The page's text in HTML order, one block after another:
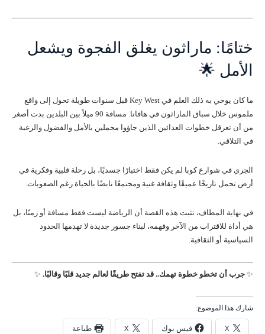
ختامًا: ماراثون يغلق الفجوة ويشعل
الأمل 🌟
ما كان يوحي به ذلك العلم في Key West قبل سنوات طويلة تحول إلى واقع
ملموس خلال سباق الماراثون في هافانا. مسافة 90 ميلاً بين البلدين بدت أصغر
من أن تعرقل خطوات العدائين الذين جاؤوا محملين بالأمل والفضول والرغبة
في التلاقي.
الجري في شوارع كوبا لم يكن فقط اختبارًا جسديًا، بل رحلة قلبية وفكرية في
أرض تحمل تاريخًا عميقًا وثقافة غنية ومجتمعًا نابضًا بالحياة رغم الصعوبات.
في نهاية المطاف، تثبت هذه القصة أن الرياضة ليست فقط مسافة أو زمنًا، بل
هي أداة للاقتراب من الآخر وفهمه، لبناء جسور جديدة لا تهدمها الحدود
السياسية أو الثقافية.
✨ جرب أن تخطو خطوة تهمك.. قد تفتح طريقًا لعالم جديد قلبًا وقالبًا. ✨
شارك هذا الموضوع:
X فيس بوك X طباعة